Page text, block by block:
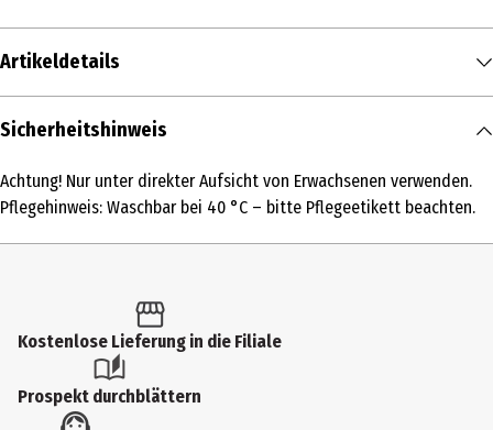
Artikeldetails
Inhalt
Produkttyp
Artikelnummer des Herstellers
Hersteller
Sicherheitshinweis
Achtung! Nur unter direkter Aufsicht von Erwachsenen verwenden.
Pflegehinweis: Waschbar bei 40 °C – bitte Pflegeetikett beachten.
Kostenlose Lieferung in die Filiale
Prospekt durchblättern